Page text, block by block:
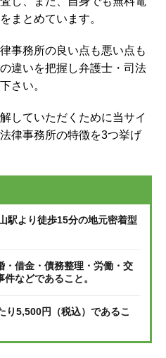
まとめています。
事務所の良い点も悪い点も
違いを把握し弁護士・司法
さい。
していただくために当サイ
律事務所の特徴を3つ挙げ
駅より徒歩15分の地元密着型
・借金・債務整理・労働・交
などであること。
り5,500円（税込）であるこ